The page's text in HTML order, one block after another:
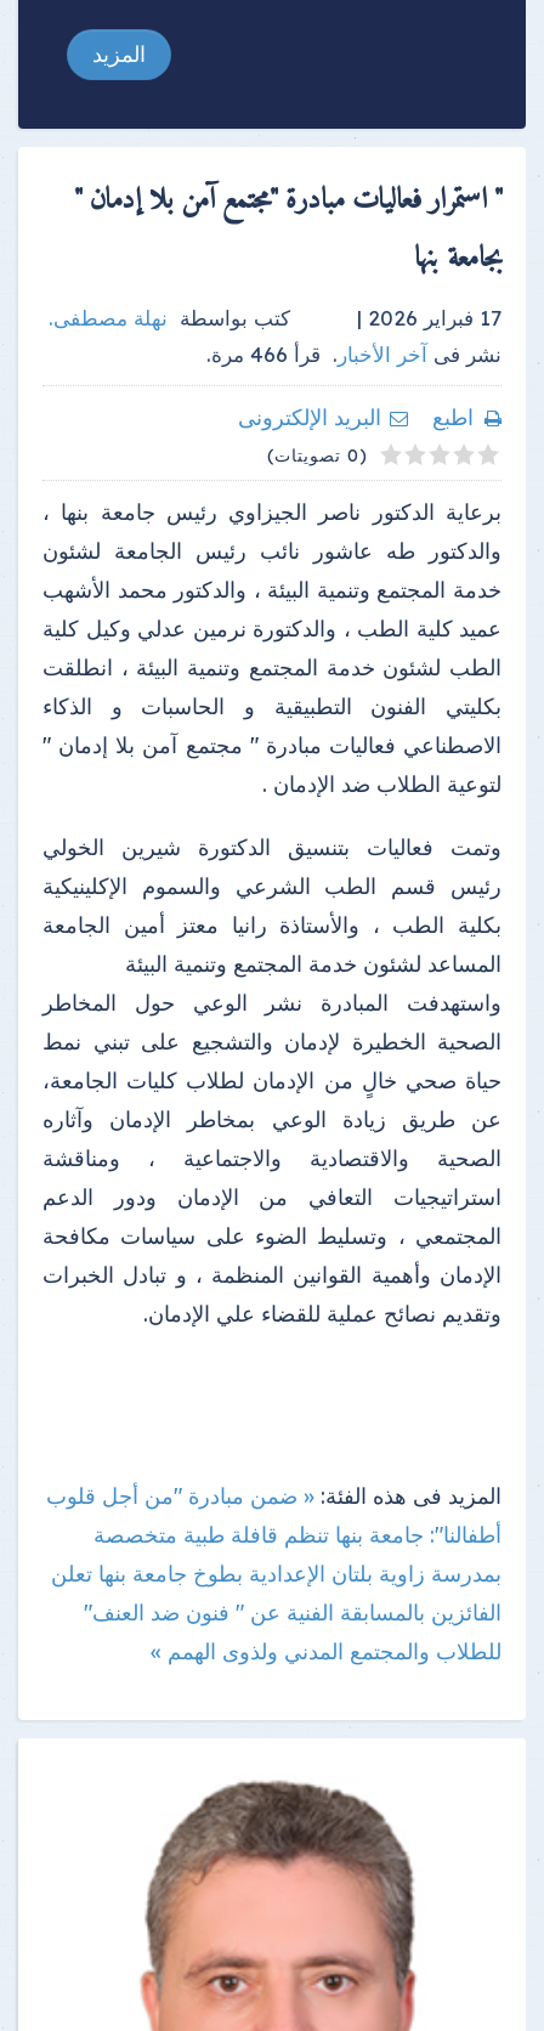
المزيد
" استمرار فعاليات مبادرة "مجتمع آمن بلا إدمان "
بجامعة بنها
17 فبراير 2026 | كتب بواسطة نهلة مصطفى.
نشر فى آخر الأخبار . قرأ 466 مرة.
اطبع
البريد الإلكترونى
1
2
3
4
5 (0 تصويتات)
برعاية الدكتور ناصر الجيزاوي رئيس جامعة بنها ،
والدكتور طه عاشور نائب رئيس الجامعة لشئون
خدمة المجتمع وتنمية البيئة ، والدكتور محمد الأشهب
عميد كلية الطب ، والدكتورة نرمين عدلي وكيل كلية
الطب لشئون خدمة المجتمع وتنمية البيئة ، انطلقت
بكليتي الفنون التطبيقية و الحاسبات و الذكاء
الاصطناعي فعاليات مبادرة " مجتمع آمن بلا إدمان "
لتوعية الطلاب ضد الإدمان .
وتمت فعاليات بتنسيق الدكتورة شيرين الخولي
رئيس قسم الطب الشرعي والسموم الإكلينيكية
بكلية الطب ، والأستاذة رانيا معتز أمين الجامعة
المساعد لشئون خدمة المجتمع وتنمية البيئة
واستهدفت المبادرة نشر الوعي حول المخاطر
الصحية الخطيرة لإدمان والتشجيع على تبني نمط
حياة صحي خالٍ من الإدمان لطلاب كليات الجامعة،
عن طريق زيادة الوعي بمخاطر الإدمان وآثاره
الصحية والاقتصادية والاجتماعية ، ومناقشة
استراتيجيات التعافي من الإدمان ودور الدعم
المجتمعي ، وتسليط الضوء على سياسات مكافحة
الإدمان وأهمية القوانين المنظمة ، و تبادل الخبرات
وتقديم نصائح عملية للقضاء علي الإدمان.
المزيد فى هذه الفئة: « ضمن مبادرة "من أجل قلوب
أطفالنا": جامعة بنها تنظم قافلة طبية متخصصة
بمدرسة زاوية بلتان الإعدادية بطوخ جامعة بنها تعلن
الفائزين بالمسابقة الفنية عن " فنون ضد العنف"
للطلاب والمجتمع المدني ولذوى الهمم »